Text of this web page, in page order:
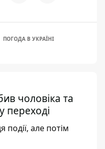
ПОГОДА В УКРАЇНІ
чоловіка та
переході
події, але потім